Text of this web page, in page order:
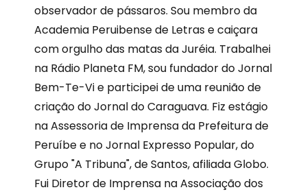
observador de pássaros. Sou membro da
Academia Peruibense de Letras e caiçara
com orgulho das matas da Juréia. Trabalhei
na Rádio Planeta FM, sou fundador do Jornal
Bem-Te-Vi e participei de uma reunião de
criação do Jornal do Caraguava. Fiz estágio
na Assessoria de Imprensa da Prefeitura de
Peruíbe e no Jornal Expresso Popular, do
Grupo "A Tribuna", de Santos, afiliada Globo.
Fui Diretor de Imprensa na Associação dos